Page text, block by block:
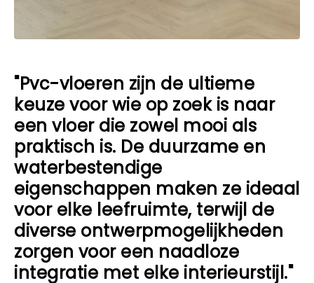
"Pvc-vloeren zijn de ultieme
keuze voor wie op zoek is naar
een vloer die zowel mooi als
praktisch is. De duurzame en
waterbestendige
eigenschappen maken ze ideaal
voor elke leefruimte, terwijl de
diverse ontwerpmogelijkheden
zorgen voor een naadloze
integratie met elke interieurstijl."